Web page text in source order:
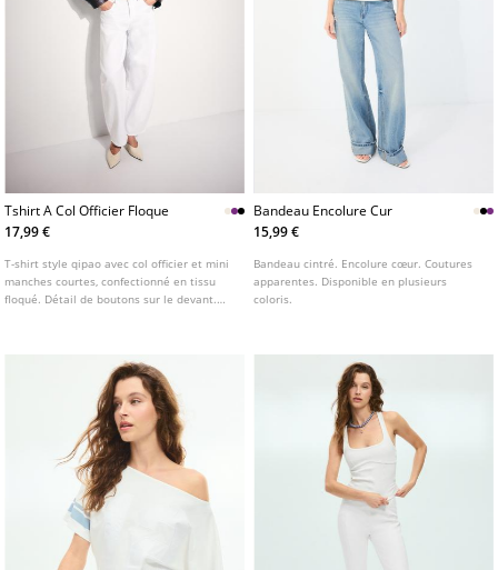
Tshirt A Col Officier Floque
17,99 €
T-shirt style qipao avec col officier et mini
manches courtes, confectionné en tissu
floqué. Détail de boutons sur le devant.
Bandeau Encolure Cur
15,99 €
Bandeau cintré. Encolure cœur. Coutures
apparentes. Disponible en plusieurs
coloris.